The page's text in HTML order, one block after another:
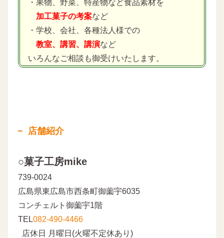
・果物、野菜、特産物など食品素材を
加工菓子の考案など
・学校、会社、各種法人様での
教室、講習、講演など
いろんなご相談も御受けいたします。
店舗紹介
○菓子工房mike
739-0024
広島県東広島市西条町御薗宇6035
コンチェルト御薗宇1階
TEL082-490-4466
店休日 月曜日(火曜不定休あり)